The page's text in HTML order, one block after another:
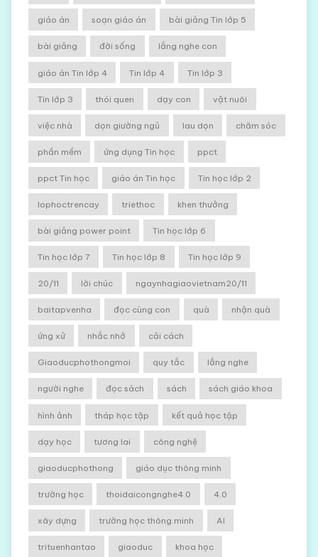
giáo án soạn giáo án bài giảng Tin lớp 5
bài giảng đời sống lắng nghe con
giáo án Tin lớp 4 Tin lớp 4 Tin lớp 3
Tin lớp 3 thói quen dạy con vật nuôi
việc nhà dọn giường ngủ lau dọn chăm sóc
phần mềm ứng dụng Tin học ppct
ppct Tin học giáo án Tin học Tin học lớp 2
lophoctrencay triethoc khen thưởng
bài giảng power point Tin học lớp 6
Tin học lớp 7 Tin học lớp 8 Tin học lớp 9
20/11 lời chúc ngaynhagiaovietnam20/11
baitapvenha đọc cùng con quà nhận quà
ứng xử nhắc nhở cải cách
Giaoducphothongmoi quy tắc lắng nghe
người nghe đọc sách sách sách giáo khoa
hình ảnh tháp học tập kết quả học tập
dạy học tương lai công nghệ
giaoducphothong giáo dục thông minh
trường học thoidaicongnghe4.0 4.0
xây dựng trường học thông minh AI
trituenhantao giaoduc khoa học